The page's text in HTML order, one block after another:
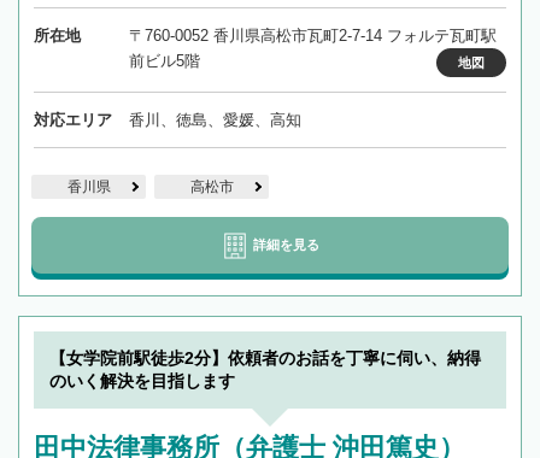
所在地
〒760-0052 香川県高松市瓦町2-7-14 フォルテ瓦町駅
前ビル5階
地図
対応エリア 香川、徳島、愛媛、高知
香川県 高松市
詳細を見る
【女学院前駅徒歩2分】依頼者のお話を丁寧に伺い、納得
のいく解決を目指します
田中法律事務所（弁護士 沖田篤史）